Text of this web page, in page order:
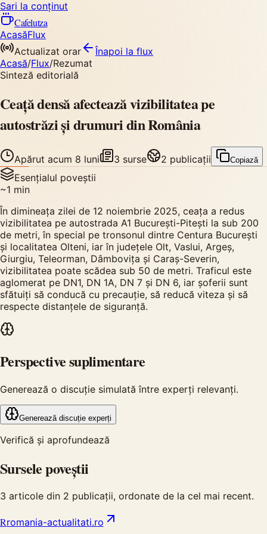
Sari la conținut
Cafelutza
AcasăFlux
Actualizat orar
Înapoi la flux
Acasă/Flux/Rezumat
Sinteză editorială
Ceață densă afectează vizibilitatea pe
autostrăzi și drumuri din România
Apărut acum 8 luni 3 surse 2 publicații Copiază
Esențialul poveștii
~1 min
În dimineața zilei de 12 noiembrie 2025, ceața a redus
vizibilitatea pe autostrada A1 București-Pitești la sub 200
de metri, în special pe tronsonul dintre Centura București
și localitatea Olteni, iar în județele Olt, Vaslui, Argeș,
Giurgiu, Teleorman, Dâmbovița și Caraș-Severin,
vizibilitatea poate scădea sub 50 de metri. Traficul este
aglomerat pe DN1, DN 1A, DN 7 și DN 6, iar șoferii sunt
sfătuiți să conducă cu precauție, să reducă viteza și să
respecte distanțele de siguranță.
Perspective suplimentare
Generează o discuție simulată între experți relevanți.
Generează discuție experți
Verifică și aprofundează
Sursele poveștii
3 articole din 2 publicații, ordonate de la cel mai recent.
Rromania-actualitati.ro